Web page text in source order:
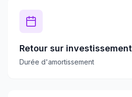
Retour sur investissement
Durée d'amortissement